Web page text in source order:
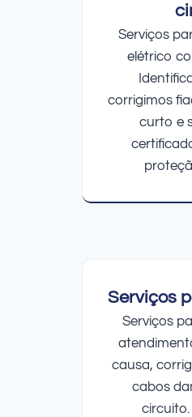
Serviços
elétrico
corrigimos
curto e
Serviços
Serviços
causa,
cabos